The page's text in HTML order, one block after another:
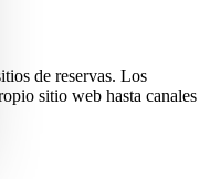
de reservas. Los
sitio web hasta canales